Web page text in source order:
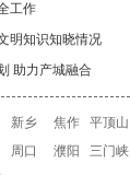
工作
明知识知晓情况
助力产城融合
新乡 焦作
平顶山
周口 濮阳
三门峡